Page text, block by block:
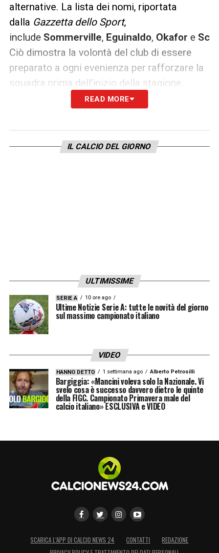
alternative. La lista dei nomi, riportata
dalla Gazzetta dello Sport,
include Sommerville, Eguinaldo, Okafor e
Ciò dimostra la volontà del club di essere
preparato a ogni evenienza per rafforzare la
squadra prima dell’inizio della stagione.
READ MORE
IL CALCIO DEL GIORNO
ULTIMISSIME
SERIE A 10 ore ago
Ultime Notizie Serie A: tutte le novità del giorno
sul massimo campionato italiano
VIDEO
HANNO DETTO 1 settimana ago Alberto Petrosilli
Bargiggia: «Mancini voleva solo la Nazionale. Vi
svelo cosa è successo davvero dietro le quinte
della FIGC. Campionato Primavera male del
calcio italiano» ESCLUSIVA e VIDEO
SCARICA L’APP DI CALCIO NEWS 24 CONTATTI
REDAZIONE